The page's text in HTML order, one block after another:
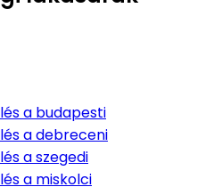
a budapesti
a debreceni
a szegedi
a miskolci